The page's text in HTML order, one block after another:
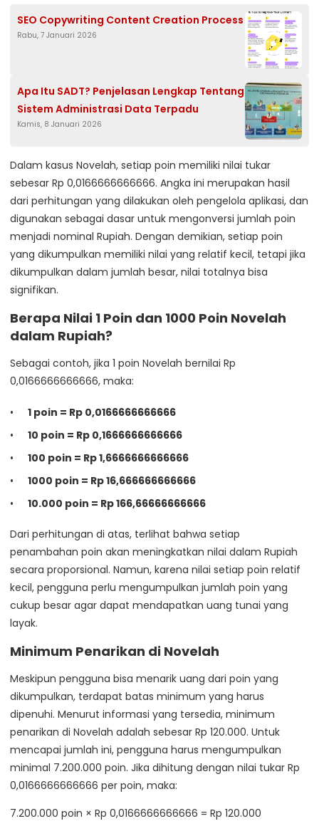
SEO Copywriting Content Creation Process
Rabu, 7 Januari 2026
Apa Itu SADT? Penjelasan Lengkap Tentang
Sistem Administrasi Data Terpadu
Kamis, 8 Januari 2026
Dalam kasus Novelah, setiap poin memiliki nilai tukar
sebesar Rp 0,0166666666666. Angka ini merupakan hasil
dari perhitungan yang dilakukan oleh pengelola aplikasi, dan
digunakan sebagai dasar untuk mengonversi jumlah poin
menjadi nominal Rupiah. Dengan demikian, setiap poin
yang dikumpulkan memiliki nilai yang relatif kecil, tetapi jika
dikumpulkan dalam jumlah besar, nilai totalnya bisa
signifikan.
Berapa Nilai 1 Poin dan 1000 Poin Novelah
dalam Rupiah?
Sebagai contoh, jika 1 poin Novelah bernilai Rp
0,0166666666666, maka:
1 poin = Rp 0,0166666666666
10 poin = Rp 0,1666666666666
100 poin = Rp 1,6666666666666
1000 poin = Rp 16,666666666666
10.000 poin = Rp 166,66666666666
Dari perhitungan di atas, terlihat bahwa setiap
penambahan poin akan meningkatkan nilai dalam Rupiah
secara proporsional. Namun, karena nilai setiap poin relatif
kecil, pengguna perlu mengumpulkan jumlah poin yang
cukup besar agar dapat mendapatkan uang tunai yang
layak.
Minimum Penarikan di Novelah
Meskipun pengguna bisa menarik uang dari poin yang
dikumpulkan, terdapat batas minimum yang harus
dipenuhi. Menurut informasi yang tersedia, minimum
penarikan di Novelah adalah sebesar Rp 120.000. Untuk
mencapai jumlah ini, pengguna harus mengumpulkan
minimal 7.200.000 poin. Jika dihitung dengan nilai tukar Rp
0,0166666666666 per poin, maka:
7.200.000 poin × Rp 0,0166666666666 = Rp 120.000